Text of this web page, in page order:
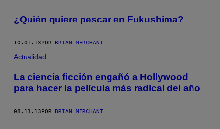
¿Quién quiere pescar en Fukushima?
10.01.13POR BRIAN MERCHANT
Actualidad
La ciencia ficción engañó a Hollywood
para hacer la película más radical del año
08.13.13POR BRIAN MERCHANT